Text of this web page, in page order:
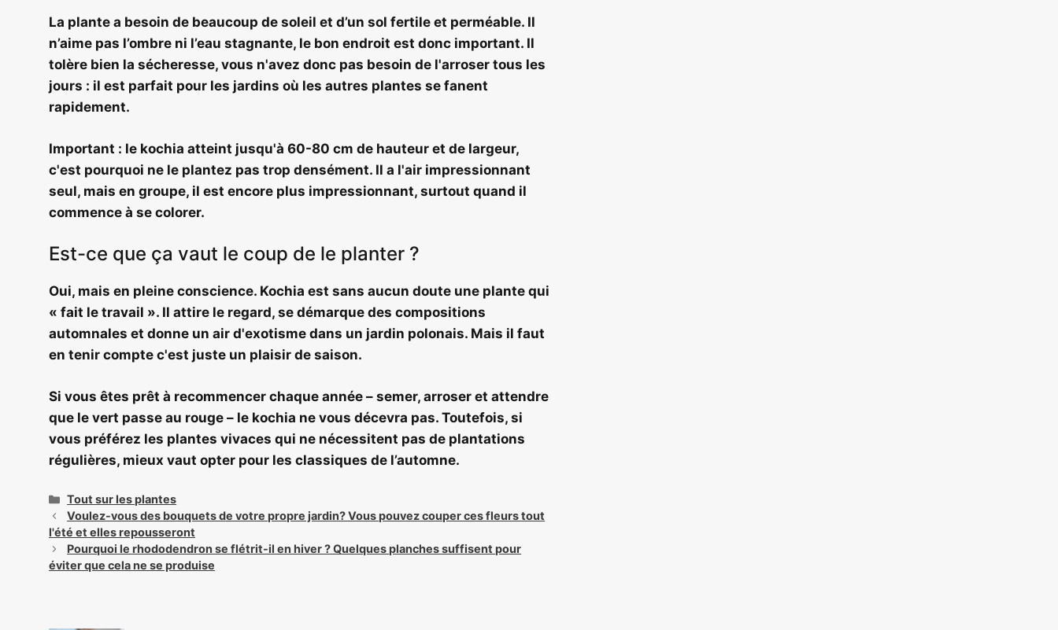
La plante a besoin de beaucoup de soleil et d’un sol fertile et perméable. Il
n’aime pas l’ombre ni l’eau stagnante, le bon endroit est donc important. Il
tolère bien la sécheresse, vous n'avez donc pas besoin de l'arroser tous les
jours : il est parfait pour les jardins où les autres plantes se fanent
rapidement.
Important : le kochia atteint jusqu'à 60-80 cm de hauteur et de largeur,
c'est pourquoi ne le plantez pas trop densément. Il a l'air impressionnant
seul, mais en groupe, il est encore plus impressionnant, surtout quand il
commence à se colorer.
Est-ce que ça vaut le coup de le planter ?
Oui, mais en pleine conscience. Kochia est sans aucun doute une plante qui
« fait le travail ». Il attire le regard, se démarque des compositions
automnales et donne un air d'exotisme dans un jardin polonais. Mais il faut
en tenir compte c'est juste un plaisir de saison.
Si vous êtes prêt à recommencer chaque année – semer, arroser et attendre
que le vert passe au rouge – le kochia ne vous décevra pas. Toutefois, si
vous préférez les plantes vivaces qui ne nécessitent pas de plantations
régulières, mieux vaut opter pour les classiques de l’automne.
Catégories
Tout sur les plantes
Navigation
des
articles
Voulez-vous des bouquets de votre propre jardin? Vous pouvez couper ces fleurs tout
l'été et elles repousseront
Pourquoi le rhododendron se flétrit-il en hiver ? Quelques planches suffisent pour
éviter que cela ne se produise